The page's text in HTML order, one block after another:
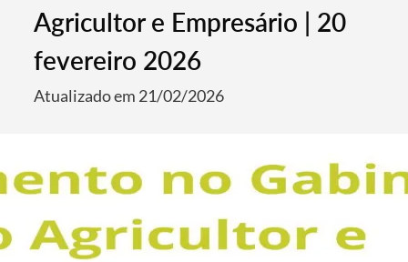
Agricultor e Empresário | 20
fevereiro 2026
Atualizado em 21/02/2026